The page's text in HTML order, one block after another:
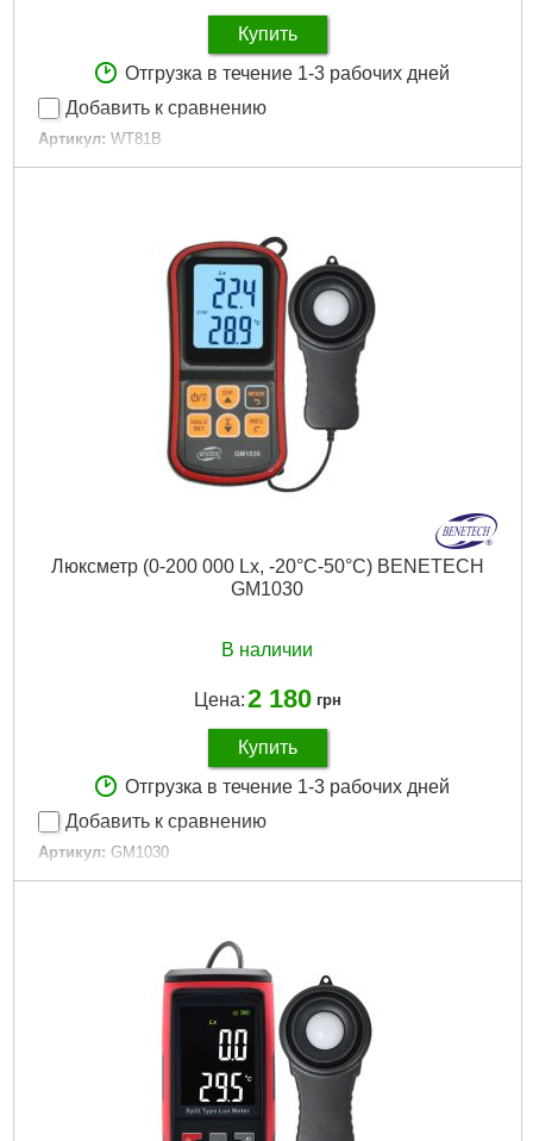
Купить
Отгрузка в течение 1-3 рабочих дней
Добавить к сравнению
Артикул: WT81B
Код товара: 22.65.00
Подробнее...
Люксметр (0-200 000 Lx, -20°С-50°С) BENETECH
GM1030
В наличии
Цена:2 180 грн
Купить
Отгрузка в течение 1-3 рабочих дней
Добавить к сравнению
Артикул: GM1030
Код товара: 22.64.97